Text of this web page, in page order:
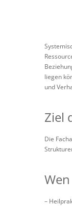
liegen
und
Ziel
Die
–